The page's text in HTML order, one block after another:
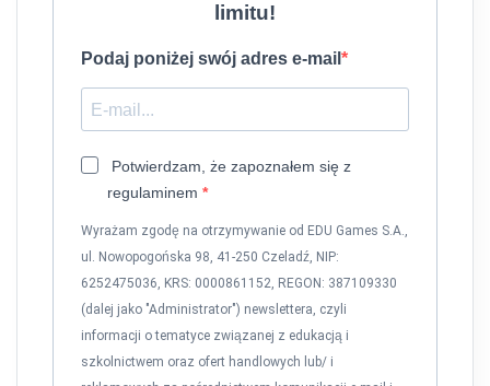
limitu!
Podaj poniżej swój adres e-mail
Potwierdzam, że zapoznałem się z
regulaminem
Wyrażam zgodę na otrzymywanie od EDU Games S.A.,
ul. Nowopogońska 98, 41-250 Czeladź, NIP:
6252475036, KRS: 0000861152, REGON: 387109330
(dalej jako "Administrator") newslettera, czyli
informacji o tematyce związanej z edukacją i
szkolnictwem oraz ofert handlowych lub/ i